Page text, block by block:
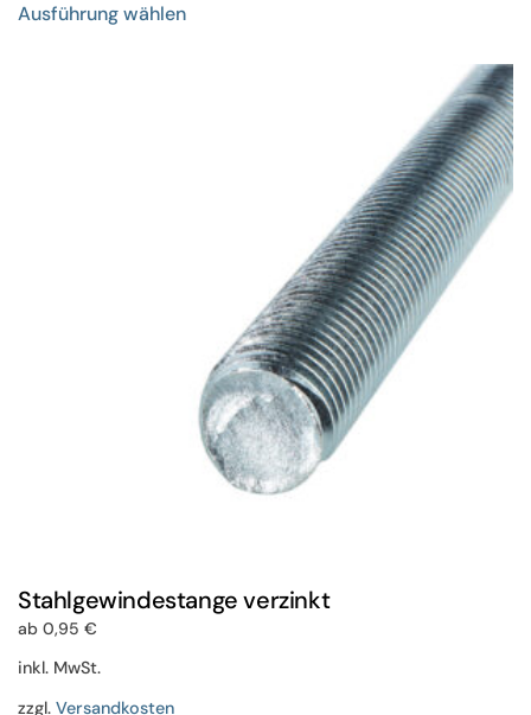
Ausführung wählenProdukt
Produktseite
gewählt
werden
Stahlgewindestange verzinkt
ab 0,95 €
inkl. MwSt.
zzgl. Versandkosten